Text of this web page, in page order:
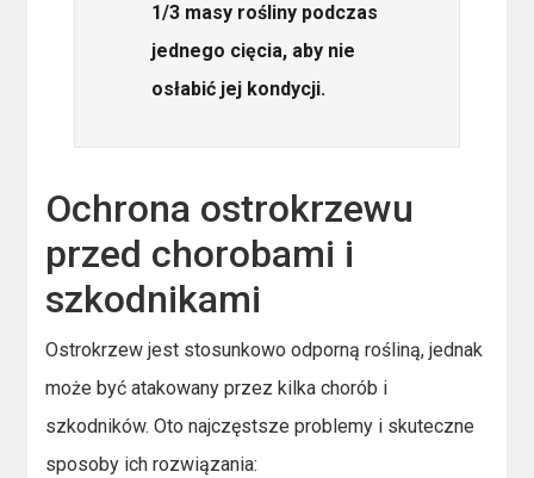
1/3 masy rośliny podczas
jednego cięcia, aby nie
osłabić jej kondycji.
Ochrona ostrokrzewu
przed chorobami i
szkodnikami
Ostrokrzew jest stosunkowo odporną rośliną, jednak
może być atakowany przez kilka chorób i
szkodników. Oto najczęstsze problemy i skuteczne
sposoby ich rozwiązania: